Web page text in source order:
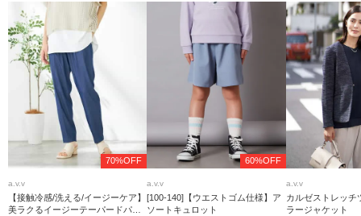
70%OFF
a.v.v
【接触冷感/洗える/イージーケア】
美ラクるイージーテーパードパン
60%OFF
a.v.v
[100-140]【ウエストゴム仕様】ア
ソートキュロット
a.v.v
カルゼストレッチ
ラージャケット